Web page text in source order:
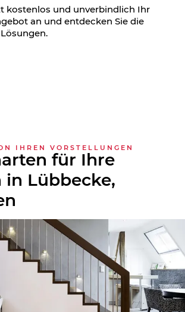
kostenlos und unverbindlich Ihr
an und entdecken Sie die
IHREN VORSTELLUNGEN
für Ihre
in Lübbecke,